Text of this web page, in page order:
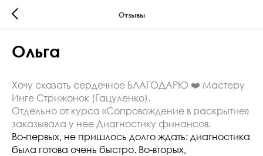
Отзывы
Ольга
Хочу сказать сердечное БЛАГОДАРЮ ❤️ Мастеру
Инге Стрижонок (Гацуленко).
Отдельно от курса «Сопровождение в раскрытие»
заказывала у нее Диагностику финансов.
Во-первых, не пришлось долго ждать: диагностика
была готова очень быстро. Во-вторых,